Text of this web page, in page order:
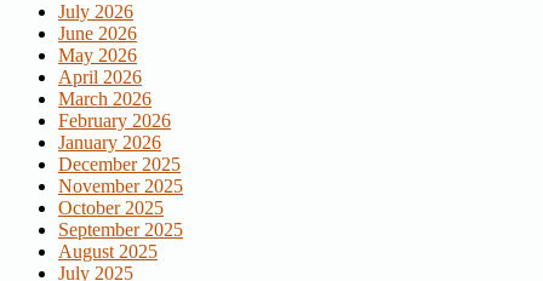
July 2026
June 2026
May 2026
April 2026
March 2026
February 2026
January 2026
December 2025
November 2025
October 2025
September 2025
August 2025
July 2025